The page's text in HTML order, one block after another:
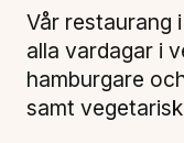
Vår restaurang
alla vardagar i
hamburgare
samt